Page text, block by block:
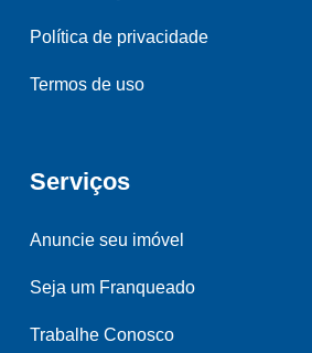
Política de privacidade
Termos de uso
Serviços
Anuncie seu imóvel
Seja um Franqueado
Trabalhe Conosco